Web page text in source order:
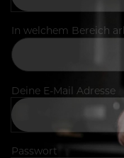
In welchem Bereich
Deine E-Mail Adresse
Passwort